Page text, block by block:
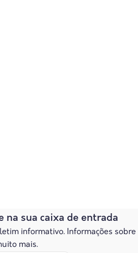
sua caixa de entrada
informativo. Informações sobre
mais.